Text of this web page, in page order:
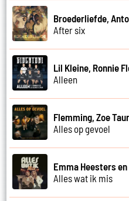
Broederliefde,
After six
Lil Kleine, Ronnie
Alleen
Flemming, Zoe
Alles op gevoel
Emma Heesters
Alles wat ik mis